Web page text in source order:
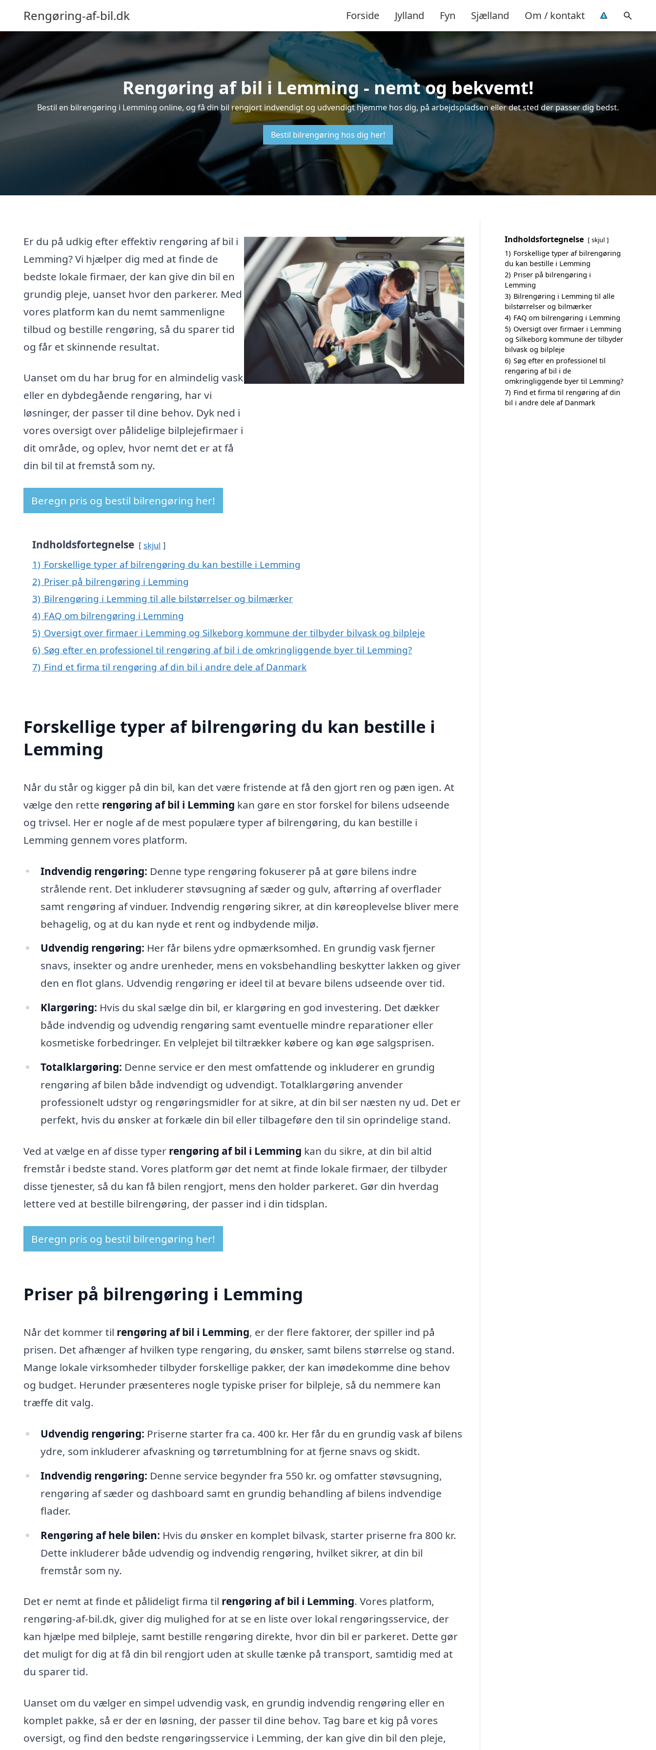
Rengøring-af-bil.dk Forside Jylland Fyn Sjælland Om / kontakt
Rengøring af bil i Lemming - nemt og bekvemt!
Bestil en bilrengøring i Lemming online, og få din bil rengjort indvendigt og udvendigt hjemme hos dig, på arbejdspladsen eller det sted der passer dig bedst.
Bestil bilrengøring hos dig her!
Er du på udkig efter effektiv rengøring af bil i
Lemming? Vi hjælper dig med at finde de
bedste lokale firmaer, der kan give din bil en
grundig pleje, uanset hvor den parkerer. Med
vores platform kan du nemt sammenligne
tilbud og bestille rengøring, så du sparer tid
og får et skinnende resultat.
Uanset om du har brug for en almindelig vask
eller en dybdegående rengøring, har vi
løsninger, der passer til dine behov. Dyk ned i
vores oversigt over pålidelige bilplejefirmaer i
dit område, og oplev, hvor nemt det er at få
din bil til at fremstå som ny.
Beregn pris og bestil bilrengøring her!
Indholdsfortegnelse skjul
1) Forskellige typer af bilrengøring du kan bestille i Lemming
2) Priser på bilrengøring i Lemming
3) Bilrengøring i Lemming til alle bilstørrelser og bilmærker
4) FAQ om bilrengøring i Lemming
5) Oversigt over firmaer i Lemming og Silkeborg kommune der tilbyder bilvask og bilpleje
6) Søg efter en professionel til rengøring af bil i de omkringliggende byer til Lemming?
7) Find et firma til rengøring af din bil i andre dele af Danmark
Forskellige typer af bilrengøring du kan bestille i
Lemming
Når du står og kigger på din bil, kan det være fristende at få den gjort ren og pæn igen. At
vælge den rette rengøring af bil i Lemming kan gøre en stor forskel for bilens udseende
og trivsel. Her er nogle af de mest populære typer af bilrengøring, du kan bestille i
Lemming gennem vores platform.
Indvendig rengøring: Denne type rengøring fokuserer på at gøre bilens indre
strålende rent. Det inkluderer støvsugning af sæder og gulv, aftørring af overflader
samt rengøring af vinduer. Indvendig rengøring sikrer, at din køreoplevelse bliver mere
behagelig, og at du kan nyde et rent og indbydende miljø.
Udvendig rengøring: Her får bilens ydre opmærksomhed. En grundig vask fjerner
snavs, insekter og andre urenheder, mens en voksbehandling beskytter lakken og giver
den en flot glans. Udvendig rengøring er ideel til at bevare bilens udseende over tid.
Klargøring: Hvis du skal sælge din bil, er klargøring en god investering. Det dækker
både indvendig og udvendig rengøring samt eventuelle mindre reparationer eller
kosmetiske forbedringer. En velplejet bil tiltrækker købere og kan øge salgsprisen.
Totalklargøring: Denne service er den mest omfattende og inkluderer en grundig
rengøring af bilen både indvendigt og udvendigt. Totalklargøring anvender
professionelt udstyr og rengøringsmidler for at sikre, at din bil ser næsten ny ud. Det er
perfekt, hvis du ønsker at forkæle din bil eller tilbageføre den til sin oprindelige stand.
Ved at vælge en af disse typer rengøring af bil i Lemming kan du sikre, at din bil altid
fremstår i bedste stand. Vores platform gør det nemt at finde lokale firmaer, der tilbyder
disse tjenester, så du kan få bilen rengjort, mens den holder parkeret. Gør din hverdag
lettere ved at bestille bilrengøring, der passer ind i din tidsplan.
Beregn pris og bestil bilrengøring her!
Priser på bilrengøring i Lemming
Når det kommer til rengøring af bil i Lemming, er der flere faktorer, der spiller ind på
prisen. Det afhænger af hvilken type rengøring, du ønsker, samt bilens størrelse og stand.
Mange lokale virksomheder tilbyder forskellige pakker, der kan imødekomme dine behov
og budget. Herunder præsenteres nogle typiske priser for bilpleje, så du nemmere kan
træffe dit valg.
Udvendig rengøring: Priserne starter fra ca. 400 kr. Her får du en grundig vask af bilens
ydre, som inkluderer afvaskning og tørretumblning for at fjerne snavs og skidt.
Indvendig rengøring: Denne service begynder fra 550 kr. og omfatter støvsugning,
rengøring af sæder og dashboard samt en grundig behandling af bilens indvendige
flader.
Rengøring af hele bilen: Hvis du ønsker en komplet bilvask, starter priserne fra 800 kr.
Dette inkluderer både udvendig og indvendig rengøring, hvilket sikrer, at din bil
fremstår som ny.
Det er nemt at finde et pålideligt firma til rengøring af bil i Lemming. Vores platform,
rengøring-af-bil.dk, giver dig mulighed for at se en liste over lokal rengøringsservice, der
kan hjælpe med bilpleje, samt bestille rengøring direkte, hvor din bil er parkeret. Dette gør
det muligt for dig at få din bil rengjort uden at skulle tænke på transport, samtidig med at
du sparer tid.
Uanset om du vælger en simpel udvendig vask, en grundig indvendig rengøring eller en
komplet pakke, så er der en løsning, der passer til dine behov. Tag bare et kig på vores
oversigt, og find den bedste rengøringsservice i Lemming, der kan give din bil den pleje,
Indholdsfortegnelse skjul
1) Forskellige typer af bilrengøring
du kan bestille i Lemming
2) Priser på bilrengøring i
Lemming
3) Bilrengøring i Lemming til alle
bilstørrelser og bilmærker
4) FAQ om bilrengøring i Lemming
5) Oversigt over firmaer i Lemming
og Silkeborg kommune der tilbyder
bilvask og bilpleje
6) Søg efter en professionel til
rengøring af bil i de
omkringliggende byer til Lemming?
7) Find et firma til rengøring af din
bil i andre dele af Danmark